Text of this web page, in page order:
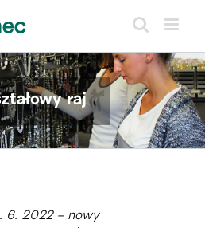
raj
6. 2022 – nowy